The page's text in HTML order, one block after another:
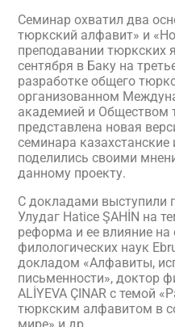
Семинар охватил два
тюркский алфавит» и
преподавании тюркских
сентября в Баку на
разработке общего
организованном
академией и Обществом
представлена новая
семинара казахстанские
поделились своими
данному проекту.
С докладами выступили
Улудаг Hatice ŞAHİN на
реформа и ее влияние на
филологических наук
докладом «Алфавиты,
письменности», доктор
ALİYEVA ÇINAR с темой
тюркским алфавитом в